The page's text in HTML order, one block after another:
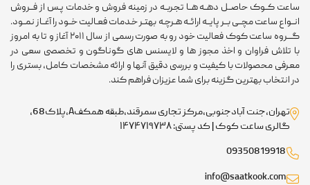
ساعت کــوک حاصــل دهــه هــا تجربــه در زمینه فروش و خدمات پـس از فــروش
انــواع ساعت مچــی بــر پایــه ارائــه هـرچـه بهتـر خـدمات فعـالیت خــود را آغــاز نمــود.
گـــروه ساعت کوک فعالیت خود رو به صورت رسمی از سال ۲۰۱۱ آغاز و تا به امروز
با تلاش فراوان و اخذ مجوز ها و لایسنس های گوناگون و تخصصی سعی در
معرفی محصولات با کیفیت و بررسی دقیق آنها و ارائه مشخصات کامل، بستری را
در انتخاب بهترین گزینه برای شما عزیزان فراهم کند.
تهران،جنت آبادجنوبی،مرکز تجاری سمرقند،طبقه همکفA،پلاک68،
گالری ساعت کوک | کد پستی: ۱۴۷۴۷۱۹۷۳۸
09350819918
info@saatkook.com